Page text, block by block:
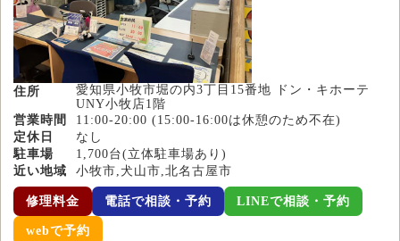
住所
愛知県小牧市堀の内3丁目15番地 ドン・キホーテ
UNY小牧店1階
営業時間
11:00-20:00 (15:00-16:00は休憩のため不在)
定休日
なし
駐車場
1,700台(立体駐車場あり)
近い地域
小牧市,犬山市,北名古屋市
修理料金 電話で相談・予約 LINEで相談・予約
webで予約